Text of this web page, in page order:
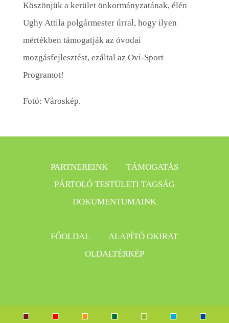
Köszönjük a kerület önkormányzatának, élén
Ughy Attila polgármester úrral, hogy ilyen
mértékben támogatják az óvodai
mozgásfejlesztést, ezáltal az Ovi-Sport
Programot!
Fotó: Városkép.
PARTNEREINK
TÁMOGATÁS
PÁRTOLÓ TESTÜLETI TAGSÁG
DOKUMENTUMAINK
FŐOLDAL
ALAPÍTÓ OKIRAT
OLDALTÉRKÉP